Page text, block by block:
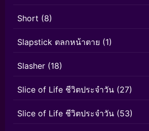
Short (8)
Slapstick ตลกหน้าตาย (1)
Slasher (18)
Slice of Life ชีวิตประจำวัน (27)
Slice of Life ชีวิตประจำวัน (53)